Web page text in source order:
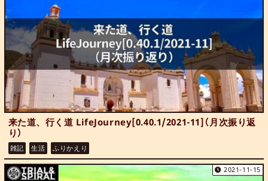
来た道、行く道 LifeJourney[0.40.1/2021-11]（月次振り返
り）
雑記 生活 ふりかえり
2021-11-15